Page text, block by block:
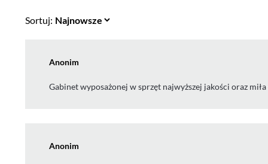
Sortuj:
Anonim
Gabinet wyposażonej w sprzęt najwyższej jakości oraz miła
Anonim